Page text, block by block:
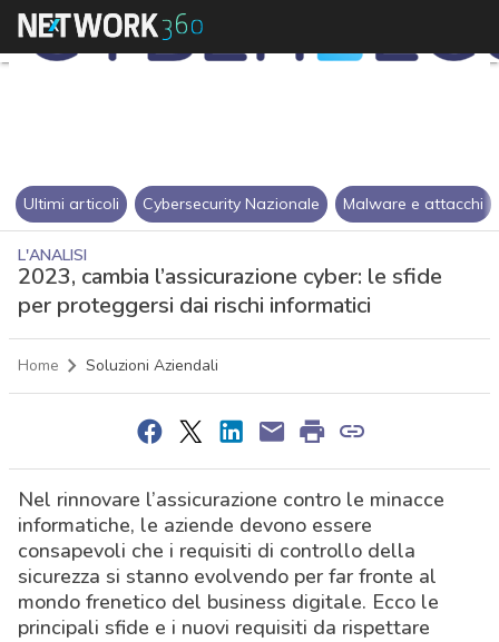
Ultimi articoli Cybersecurity Nazionale Malware e attacchi
L'ANALISI
2023, cambia l’assicurazione cyber: le sfide
per proteggersi dai rischi informatici
Home Soluzioni Aziendali
Nel rinnovare l’assicurazione contro le minacce
informatiche, le aziende devono essere
consapevoli che i requisiti di controllo della
sicurezza si stanno evolvendo per far fronte al
mondo frenetico del business digitale. Ecco le
principali sfide e i nuovi requisiti da rispettare